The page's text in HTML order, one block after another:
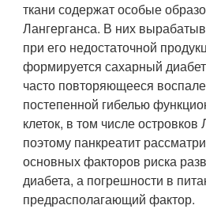
ткани содержат особые
Лангерганса. В них
при его недостаточной
формируется сахарный
часто повторяющееся
постепенной гибелью
клеток, в том числе
поэтому панкреатит
основных факторов риска
диабета, а погрешности в
предрасполагающий фактор.